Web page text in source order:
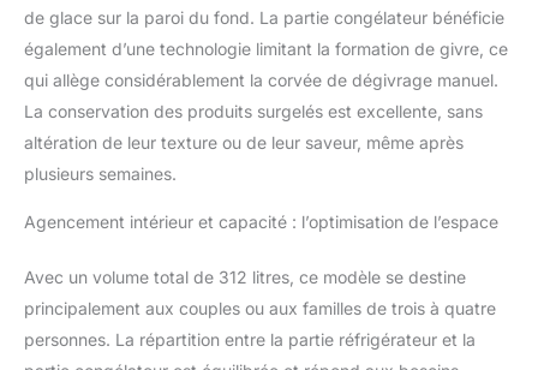
de glace sur la paroi du fond. La partie congélateur bénéficie
également d’une technologie limitant la formation de givre, ce
qui allège considérablement la corvée de dégivrage manuel.
La conservation des produits surgelés est excellente, sans
altération de leur texture ou de leur saveur, même après
plusieurs semaines.
Agencement intérieur et capacité : l’optimisation de l’espace
Avec un volume total de 312 litres, ce modèle se destine
principalement aux couples ou aux familles de trois à quatre
personnes. La répartition entre la partie réfrigérateur et la